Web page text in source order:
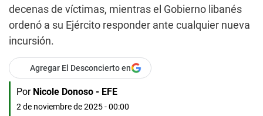
decenas de víctimas, mientras el Gobierno libanés
ordenó a su Ejército responder ante cualquier nueva
incursión.
Agregar El Desconcierto en
Por Nicole Donoso - EFE
2 de noviembre de 2025 - 00:00